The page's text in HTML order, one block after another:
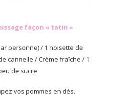
façon « tatin »
personne) / 1 noisette de
cannelle / Crème fraîche / 1
de sucre
vos pommes en dés.